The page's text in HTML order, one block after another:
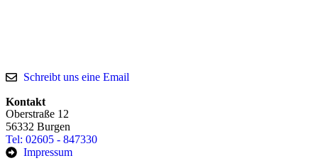
Schreibt uns eine Email
Kontakt
Oberstraße 12
56332 Burgen
Tel: 02605 - 847330
Impressum